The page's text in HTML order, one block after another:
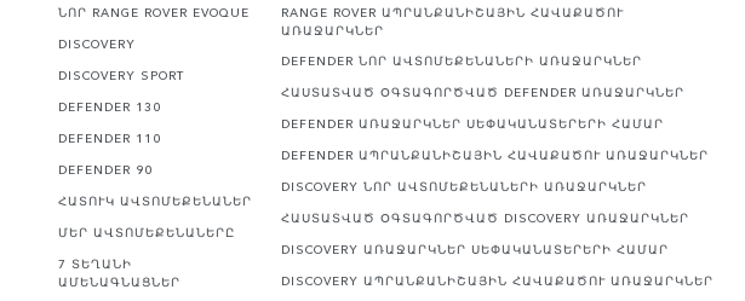
ՆՈՐ RANGE ROVER EVOQUE
DISCOVERY
DISCOVERY SPORT
DEFENDER 130
DEFENDER 110
DEFENDER 90
ՀԱՏՈՒԿ ԱՎՏՈՄԵՔԵՆԱՆԵՐ
ՄԵՐ ԱՎՏՈՄԵՔԵՆԱՆԵՐԸ
7 ՏԵՂԱՆԻ
ԱՄԵՆԱԳՆԱՑՆԵՐ
RANGE ROVER ԱՊՐԱՆՔԱՆԻՇԱՅԻՆ ՀԱՎԱՔԱԾՈՒ
ԱՌԱՋԱՐԿՆԵՐ
DEFENDER ՆՈՐ ԱՎՏՈՄԵՔԵՆԱՆԵՐԻ ԱՌԱՋԱՐԿՆԵՐ
ՀԱՍՏԱՏՎԱԾ ՕԳՏԱԳՈՐԾՎԱԾ DEFENDER ԱՌԱՋԱՐԿՆԵՐ
DEFENDER ԱՌԱՋԱՐԿՆԵՐ ՍԵՓԱԿԱՆԱՏԵՐԵՐԻ ՀԱՄԱՐ
DEFENDER ԱՊՐԱՆՔԱՆԻՇԱՅԻՆ ՀԱՎԱՔԱԾՈՒ ԱՌԱՋԱՐԿՆԵՐ
DISCOVERY ՆՈՐ ԱՎՏՈՄԵՔԵՆԱՆԵՐԻ ԱՌԱՋԱՐԿՆԵՐ
ՀԱՍՏԱՏՎԱԾ ՕԳՏԱԳՈՐԾՎԱԾ DISCOVERY ԱՌԱՋԱՐԿՆԵՐ
DISCOVERY ԱՌԱՋԱՐԿՆԵՐ ՍԵՓԱԿԱՆԱՏԵՐԵՐԻ ՀԱՄԱՐ
DISCOVERY ԱՊՐԱՆՔԱՆԻՇԱՅԻՆ ՀԱՎԱՔԱԾՈՒ ԱՌԱՋԱՐԿՆԵՐ